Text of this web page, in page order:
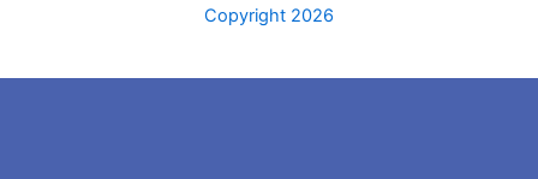
Copyright 2026